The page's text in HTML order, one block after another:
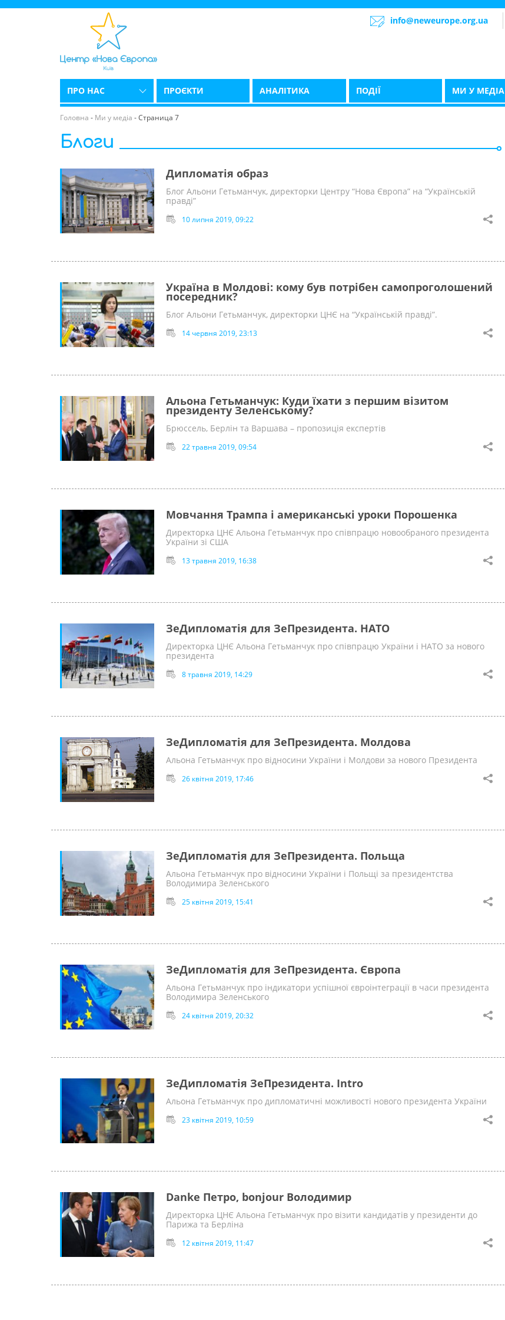
info@neweurope.org.ua
ПРО НАС ПРОЄКТИ АНАЛІТИКА ПОДІЇ МИ У МЕДІА
Головна - Ми у медіа -Страница 7
Блоги
Дипломатія образ
Блог Альони Гетьманчук, директорки Центру “Нова Європа” на “Українській
правді”
10 липня 2019, 09:22
Україна в Молдові: кому був потрібен самопроголошений
посередник?
Блог Альони Гетьманчук, директорки ЦНЄ на “Українській правді”.
14 червня 2019, 23:13
Альона Гетьманчук: Куди їхати з першим візитом
президенту Зеленському?
Брюссель, Берлін та Варшава – пропозиція експертів
22 травня 2019, 09:54
Мовчання Трампа і американські уроки Порошенка
Директорка ЦНЄ Альона Гетьманчук про співпрацю новообраного президента
України зі США
13 травня 2019, 16:38
ЗеДипломатія для ЗеПрезидента. НАТО
Директорка ЦНЄ Альона Гетьманчук про співпрацю України і НАТО за нового
президента
8 травня 2019, 14:29
ЗеДипломатія для ЗеПрезидента. Молдова
Альона Гетьманчук про відносини України і Молдови за нового Президента
26 квітня 2019, 17:46
ЗеДипломатія для ЗеПрезидента. Польща
Альона Гетьманчук про відносини України і Польщі за президентства
Володимира Зеленського
25 квітня 2019, 15:41
ЗеДипломатія для ЗеПрезидента. Європа
Альона Гетьманчук про індикатори успішної євроінтеграції в часи президента
Володимира Зеленського
24 квітня 2019, 20:32
ЗеДипломатія ЗеПрезидента. Intro
Альона Гетьманчук про дипломатичні можливості нового президента України
23 квітня 2019, 10:59
Danke Петро, bonjour Володимир
Директорка ЦНЄ Альона Гетьманчук про візити кандидатів у президенти до
Парижа та Берліна
12 квітня 2019, 11:47